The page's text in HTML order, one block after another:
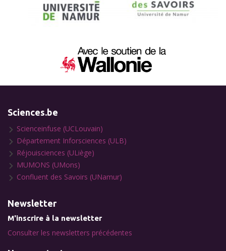
Sciences.be
Scienceinfuse (UCLouvain)
Département Inforsciences (ULB)
Réjouisciences (ULiège)
MUMONS (UMons)
Confluent des Savoirs (UNamur)
Newsletter
M'inscrire à la newsletter
Consulter les newsletters précédentes